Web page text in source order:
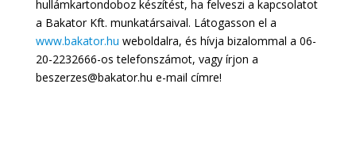
hullámkartondoboz készítést, ha felveszi a kapcsolatot
a Bakator Kft. munkatársaival. Látogasson el a
www.bakator.hu weboldalra, és hívja bizalommal a 06-
20-2232666-os telefonszámot, vagy írjon a
beszerzes@bakator.hu e-mail címre!